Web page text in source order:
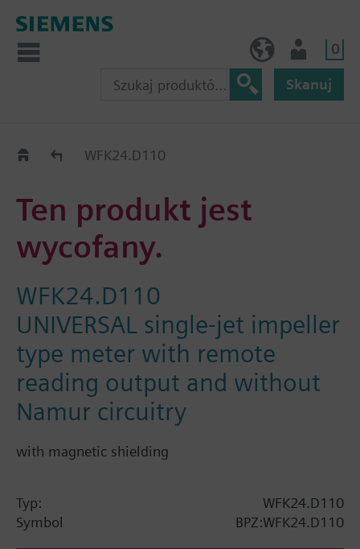
0
Skanuj
Old2NewWFK24.D110
Ten produkt jest
wycofany.
WFK24.D110
UNIVERSAL single-jet impeller
type meter with remote
reading output and without
Namur circuitry
with magnetic shielding
Typ:
WFK24.D110
Symbol
BPZ:WFK24.D110